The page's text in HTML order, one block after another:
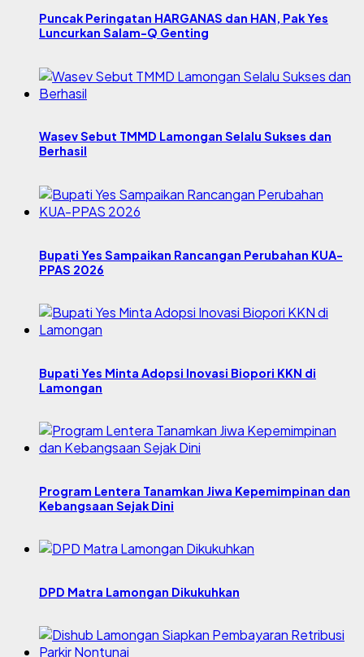
Puncak Peringatan HARGANAS dan HAN, Pak Yes
Luncurkan Salam-Q Genting
Wasev Sebut TMMD Lamongan Selalu Sukses dan
Berhasil
Bupati Yes Sampaikan Rancangan Perubahan KUA-
PPAS 2026
Bupati Yes Minta Adopsi Inovasi Biopori KKN di
Lamongan
Program Lentera Tanamkan Jiwa Kepemimpinan dan
Kebangsaan Sejak Dini
DPD Matra Lamongan Dikukuhkan